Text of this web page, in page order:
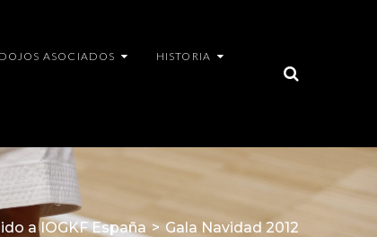
DOJOS ASOCIADOS HISTORIA
a IOGKF España > Gala Navidad 2012